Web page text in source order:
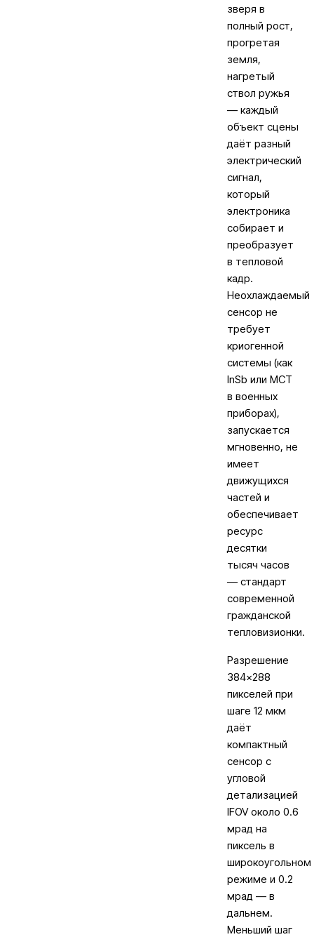
зверя в
полный рост,
прогретая
земля,
нагретый
ствол ружья
— каждый
объект сцены
даёт разный
электрический
сигнал,
который
электроника
собирает и
преобразует
в тепловой
кадр.
Неохлаждаемый
сенсор не
требует
криогенной
системы (как
InSb или MCT
в военных
приборах),
запускается
мгновенно, не
имеет
движущихся
частей и
обеспечивает
ресурс
десятки
тысяч часов
— стандарт
современной
гражданской
тепловизионки.
Разрешение
384×288
пикселей при
шаге 12 мкм
даёт
компактный
сенсор с
угловой
детализацией
IFOV около 0.6
мрад на
пиксель в
широкоугольном
режиме и 0.2
мрад — в
дальнем.
Меньший шаг